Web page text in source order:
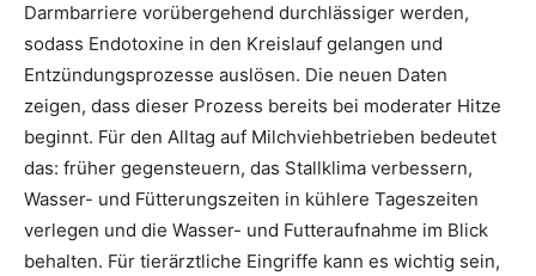
Darmbarriere vorübergehend durchlässiger werden,
sodass Endotoxine in den Kreislauf gelangen und
Entzündungsprozesse auslösen. Die neuen Daten
zeigen, dass dieser Prozess bereits bei moderater Hitze
beginnt. Für den Alltag auf Milchviehbetrieben bedeutet
das: früher gegensteuern, das Stallklima verbessern,
Wasser- und Fütterungszeiten in kühlere Tageszeiten
verlegen und die Wasser- und Futteraufnahme im Blick
behalten. Für tierärztliche Eingriffe kann es wichtig sein,